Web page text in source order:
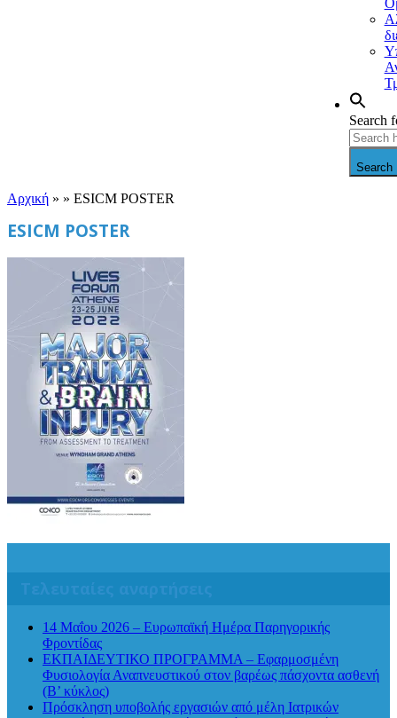
Search
Search
Αρχική » » ESICM POSTER
ESICM POSTER
14 Μαΐου 2026 – Ευρωπαϊκή Ημέρα Παρηγορικής
Φροντίδας
ΕΚΠΑΙΔΕΥΤΙΚΟ ΠΡΟΓΡΑΜΜΑ – Εφαρμοσμένη
Φυσιολογία Αναπνευστικού στον βαρέως πάσχοντα ασθενή
(Β’ κύκλος)
Πρόσκληση υποβολής εργασιών από μέλη Ιατρικών